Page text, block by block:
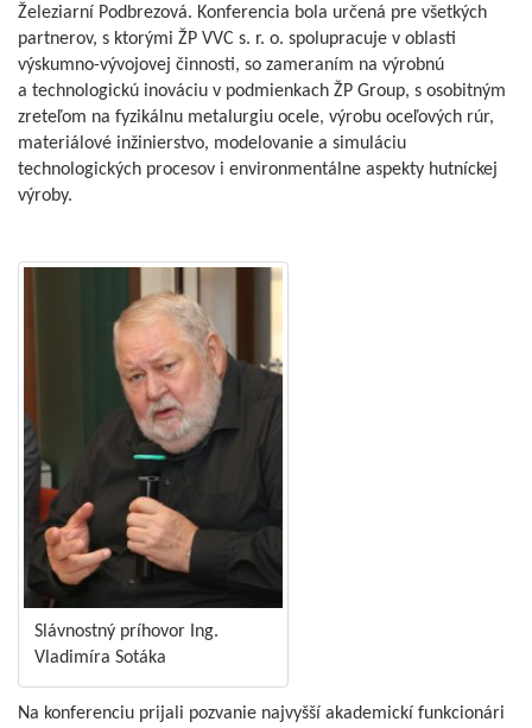
Železiarní Podbrezová. Konferencia bola určená pre všetkých
partnerov, s ktorými ŽP VVC s. r. o. spolupracuje v oblasti
výskumno-vývojovej činnosti, so zameraním na výrobnú
a technologickú inováciu v podmienkach ŽP Group, s osobitným
zreteľom na fyzikálnu metalurgiu ocele, výrobu oceľových rúr,
materiálové inžinierstvo, modelovanie a simuláciu
technologických procesov i environmentálne aspekty hutníckej
výroby.
Slávnostný príhovor Ing.
Vladimíra Sotáka
Na konferenciu prijali pozvanie najvyšší akademickí funkcionári